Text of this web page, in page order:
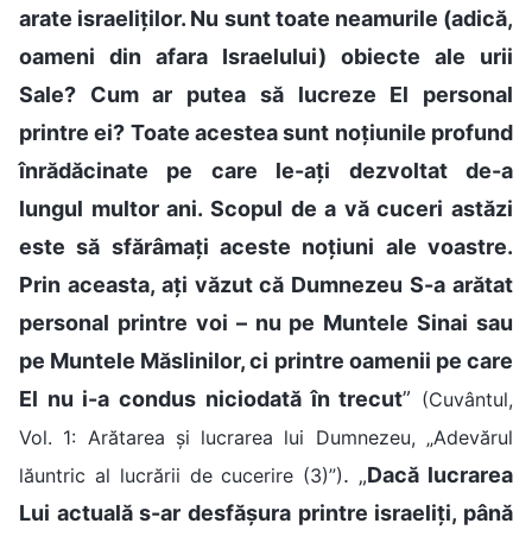
arate israeliților. Nu sunt toate neamurile (adică,
oameni din afara Israelului) obiecte ale urii
Sale? Cum ar putea să lucreze El personal
printre ei? Toate acestea sunt noțiunile profund
înrădăcinate pe care le-ați dezvoltat de-a
lungul multor ani. Scopul de a vă cuceri astăzi
este să sfărâmați aceste noțiuni ale voastre.
Prin aceasta, ați văzut că Dumnezeu S-a arătat
personal printre voi – nu pe Muntele Sinai sau
pe Muntele Măslinilor, ci printre oamenii pe care
El nu i-a condus niciodată în trecut” (Cuvântul,
Vol. 1: Arătarea și lucrarea lui Dumnezeu, „Adevărul
lăuntric al lucrării de cucerire (3)”). „Dacă lucrarea
Lui actuală s-ar desfășura printre israeliți, până